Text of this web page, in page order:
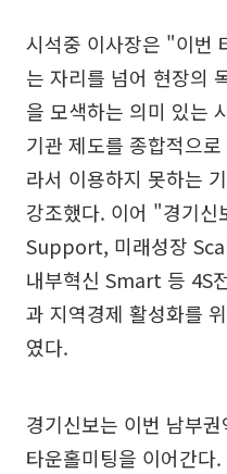
시석중 이사장은 "이번
는 자리를 넘어 현장의
을 모색하는 의미 있는
기관 제도를 종합적으
라서 이용하지 못하는
강조했다. 이어 "경기신
Support, 미래성장
내부혁신 Smart 등 4S
과 지역경제 활성화를
였다.
경기신보는 이번 남부
타운홀미팅을 이어간